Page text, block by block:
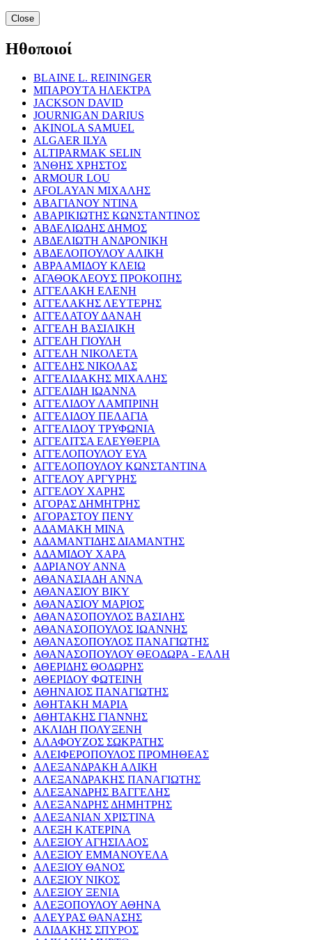
Close
Ηθοποιοί
BLAINE L. REININGER
ΜΠΑΡΟΥΤΑ ΗΛΕΚΤΡΑ
JACKSON DAVID
JOURNIGAN DARIUS
AKINOLA SAMUEL
ALGAER ILYA
ALTIPARMAK SELIN
ΆΝΘΗΣ ΧΡΗΣΤΟΣ
ARMOUR LOU
AFOLAYAN ΜΙΧΑΛΗΣ
ΑΒΑΓΙΑΝΟΥ ΝΤΙΝΑ
ΑΒΑΡΙΚΙΩΤΗΣ ΚΩΝΣΤΑΝΤΙΝΟΣ
ΑΒΔΕΛΙΩΔΗΣ ΔΗΜΟΣ
ΑΒΔΕΛΙΩΤΗ ΑΝΔΡΟΝΙΚΗ
ΑΒΔΕΛΟΠΟΥΛΟΥ ΑΛΙΚΗ
ΑΒΡΑΑΜΙΔΟΥ ΚΛΕΙΩ
ΑΓΑΘΟΚΛΕΟΥΣ ΠΡΟΚΟΠΗΣ
ΑΓΓΕΛΑΚΗ ΕΛΕΝΗ
ΑΓΓΕΛΑΚΗΣ ΛΕΥΤΕΡΗΣ
ΑΓΓΕΛΑΤΟΥ ΔΑΝΑΗ
ΑΓΓΕΛΗ ΒΑΣΙΛΙΚΗ
ΑΓΓΕΛΗ ΓΙΟΥΛΗ
ΑΓΓΕΛΗ ΝΙΚΟΛΕΤΑ
ΑΓΓΕΛΗΣ ΝΙΚΟΛΑΣ
ΑΓΓΕΛΙΔΑΚΗΣ ΜΙΧΑΛΗΣ
ΑΓΓΕΛΙΔΗ ΙΩΑΝΝΑ
ΑΓΓΕΛΙΔΟΥ ΛΑΜΠΡΙΝΗ
ΑΓΓΕΛΙΔΟΥ ΠΕΛΑΓΙΑ
ΑΓΓΕΛΙΔΟΥ ΤΡΥΦΩΝΙΑ
ΑΓΓΕΛΙΤΣΑ ΕΛΕΥΘΕΡΙΑ
ΑΓΓΕΛΟΠΟΥΛΟΥ ΕΥΑ
ΑΓΓΕΛΟΠΟΥΛΟΥ ΚΩΝΣΤΑΝΤΙΝΑ
ΑΓΓΕΛΟΥ ΑΡΓΥΡΗΣ
ΑΓΓΕΛΟΥ ΧΑΡΗΣ
ΑΓΟΡΑΣ ΔΗΜΗΤΡΗΣ
ΑΓΟΡΑΣΤΟΥ ΠΕΝΥ
ΑΔΑΜΑΚΗ ΜΙΝΑ
ΑΔΑΜΑΝΤΙΔΗΣ ΔΙΑΜΑΝΤΗΣ
ΑΔΑΜΙΔΟΥ ΧΑΡΑ
ΑΔΡΙΑΝΟΥ ΑΝΝΑ
ΑΘΑΝΑΣΙΑΔΗ ΑΝΝΑ
ΑΘΑΝΑΣΙΟΥ ΒΙΚΥ
ΑΘΑΝΑΣΙΟΥ ΜΑΡΙΟΣ
ΑΘΑΝΑΣΟΠΟΥΛΟΣ ΒΑΣΙΛΗΣ
ΑΘΑΝΑΣΟΠΟΥΛΟΣ ΙΩΑΝΝΗΣ
ΑΘΑΝΑΣΟΠΟΥΛΟΣ ΠΑΝΑΓΙΩΤΗΣ
ΑΘΑΝΑΣΟΠΟΥΛΟΥ ΘΕΟΔΩΡΑ - ΕΛΛΗ
ΑΘΕΡΙΔΗΣ ΘΟΔΩΡΗΣ
ΑΘΕΡΙΔΟΥ ΦΩΤΕΙΝΗ
ΑΘΗΝΑΙΟΣ ΠΑΝΑΓΙΩΤΗΣ
ΑΘΗΤΑΚΗ ΜΑΡΙΑ
ΑΘΗΤΑΚΗΣ ΓΙΑΝΝΗΣ
ΑΚΛΙΔΗ ΠΟΛΥΞΕΝΗ
ΑΛΑΦΟΥΖΟΣ ΣΩΚΡΑΤΗΣ
ΑΛΕΙΦΕΡΟΠΟΥΛΟΣ ΠΡΟΜΗΘΕΑΣ
ΑΛΕΞΑΝΔΡΑΚΗ ΑΛΙΚΗ
ΑΛΕΞΑΝΔΡΑΚΗΣ ΠΑΝΑΓΙΩΤΗΣ
ΑΛΕΞΑΝΔΡΗΣ ΒΑΓΓΕΛΗΣ
ΑΛΕΞΑΝΔΡΗΣ ΔΗΜΗΤΡΗΣ
ΑΛΕΞΑΝΙΑΝ ΧΡΙΣΤΙΝΑ
ΑΛΕΞΗ ΚΑΤΕΡΙΝΑ
ΑΛΕΞΙΟΥ ΑΓΗΣΙΛΑΟΣ
ΑΛΕΞΙΟΥ ΕΜΜΑΝΟΥΕΛΑ
ΑΛΕΞΙΟΥ ΘΑΝΟΣ
ΑΛΕΞΙΟΥ ΝΙΚΟΣ
ΑΛΕΞΙΟΥ ΞΕΝΙΑ
ΑΛΕΞΟΠΟΥΛΟΥ ΑΘΗΝΑ
ΑΛΕΥΡΑΣ ΘΑΝΑΣΗΣ
ΑΛΙΔΑΚΗΣ ΣΠΥΡΟΣ